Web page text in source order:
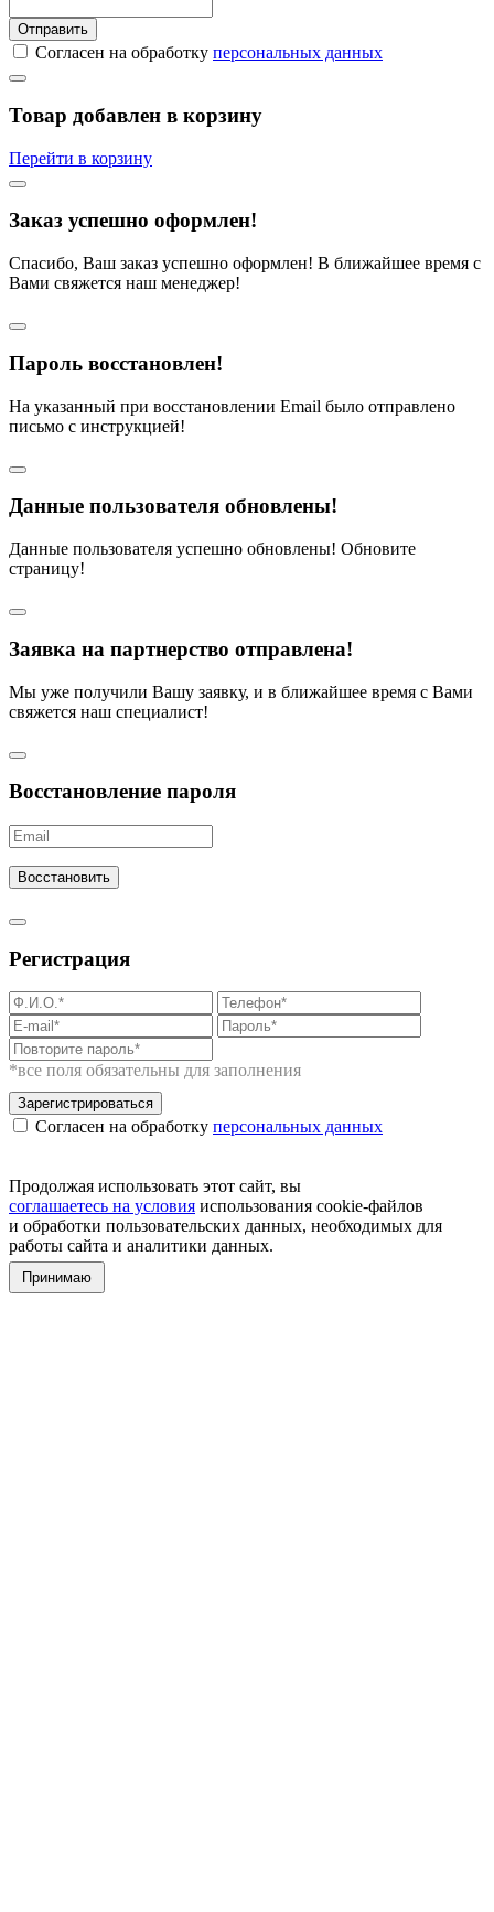
Отправить
Согласен на обработку персональных данных
Товар добавлен в корзину
Перейти в корзину
Заказ успешно оформлен!
Спасибо, Ваш заказ успешно оформлен! В ближайшее время с
Вами свяжется наш менеджер!
Пароль восстановлен!
На указанный при восстановлении Email было отправлено
письмо с инструкцией!
Данные пользователя обновлены!
Данные пользователя успешно обновлены! Обновите
страницу!
Заявка на партнерство отправлена!
Мы уже получили Вашу заявку, и в ближайшее время с Вами
свяжется наш специалист!
Восстановление пароля
Восстановить
Регистрация
*все поля обязательны для заполнения
Зарегистрироваться
Согласен на обработку персональных данных
Продолжая использовать этот сайт, вы
соглашаетесь на условия использования cookie-файлов
и обработки пользовательских данных, необходимых для
работы сайта и аналитики данных.
Принимаю